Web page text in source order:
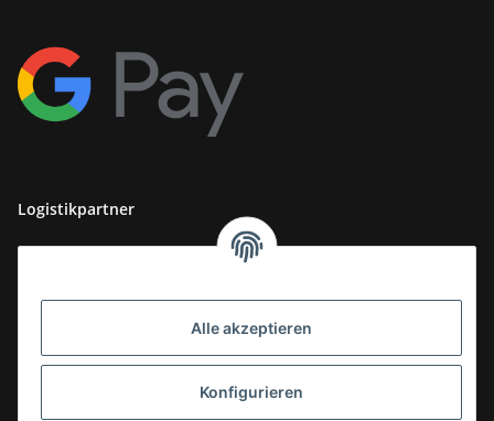
Alle akzeptieren
Konfigurieren
Logistikpartner